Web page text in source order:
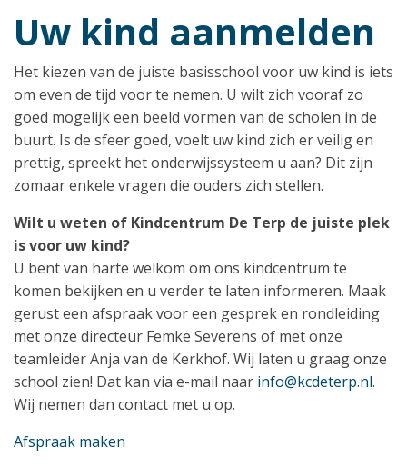
Uw kind aanmelden
Het kiezen van de juiste basisschool voor uw kind is iets
om even de tijd voor te nemen. U wilt zich vooraf zo
goed mogelijk een beeld vormen van de scholen in de
buurt. Is de sfeer goed, voelt uw kind zich er veilig en
prettig, spreekt het onderwijssysteem u aan? Dit zijn
zomaar enkele vragen die ouders zich stellen.
Wilt u weten of Kindcentrum De Terp de juiste plek
is voor uw kind?
U bent van harte welkom om ons kindcentrum te
komen bekijken en u verder te laten informeren. Maak
gerust een afspraak voor een gesprek en rondleiding
met onze directeur Femke Severens of met onze
teamleider Anja van de Kerkhof. Wij laten u graag onze
school zien! Dat kan via e-mail naar info@kcdeterp.nl.
Wij nemen dan contact met u op.
Afspraak maken